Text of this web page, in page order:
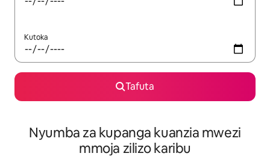
Kutoka
Tafuta
Nyumba za kupanga kuanzia mwezi
mmoja zilizo karibu